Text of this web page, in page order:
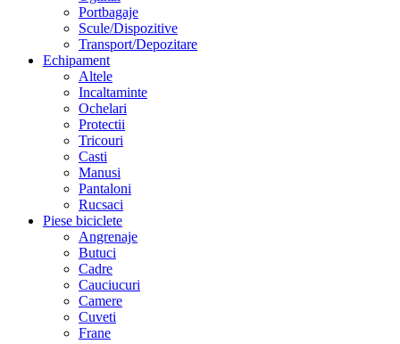
Portbagaje
Scule/Dispozitive
Transport/Depozitare
Echipament
Altele
Incaltaminte
Ochelari
Protectii
Tricouri
Casti
Manusi
Pantaloni
Rucsaci
Piese biciclete
Angrenaje
Butuci
Cadre
Cauciucuri
Camere
Cuveti
Frane